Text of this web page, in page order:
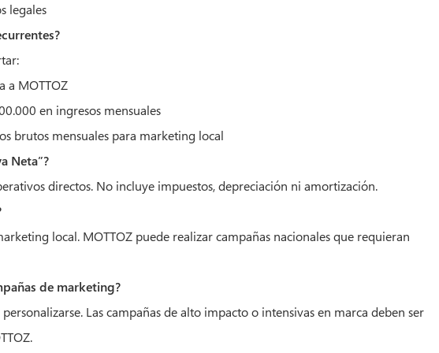
legales
a MOTTOZ
en ingresos mensuales
brutos mensuales para marketing local
Neta”?
directos. No incluye impuestos, depreciación ni amortización.
local. MOTTOZ puede realizar campañas nacionales que requieran
de marketing?
Las campañas de alto impacto o intensivas en marca deben ser